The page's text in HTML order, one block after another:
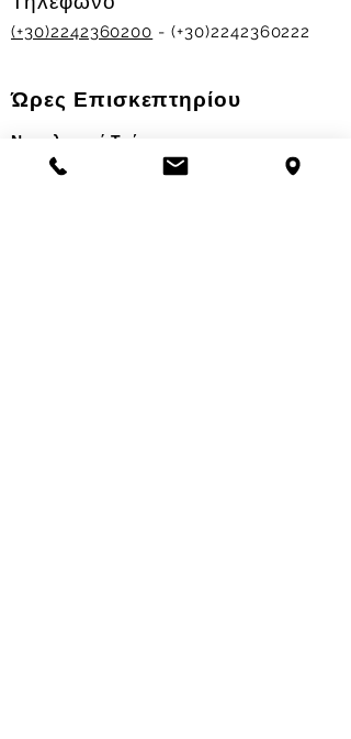
(+30)2242360200 - (+30)2242360222
Ώρες Επισκεπτηρίου
Νοσηλευτικά Τμήματα
Χειμερινό ωράριο: 11.00-13.00
17.30-19.30